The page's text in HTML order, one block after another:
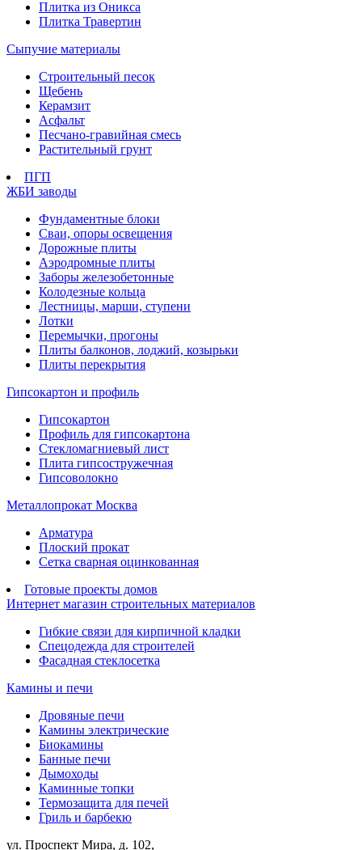
Плитка из Оникса
Плитка Травертин
Сыпучие материалы
Строительный песок
Щебень
Керамзит
Асфальт
Песчано-гравийная смесь
Растительный грунт
ПГП
ЖБИ заводы
Фундаментные блоки
Сваи, опоры освещения
Дорожные плиты
Аэродромные плиты
Заборы железобетонные
Колодезные кольца
Лестницы, марши, ступени
Лотки
Перемычки, прогоны
Плиты балконов, лоджий, козырьки
Плиты перекрытия
Гипсокартон и профиль
Гипсокартон
Профиль для гипсокартона
Стекломагниевый лист
Плита гипсостружечная
Гипсоволокно
Металлопрокат Москва
Арматура
Плоский прокат
Сетка сварная оцинкованная
Готовые проекты домов
Интернет магазин строительных материалов
Гибкие связи для кирпичной кладки
Спецодежда для строителей
Фасадная стеклосетка
Камины и печи
Дровяные печи
Камины электрические
Биокамины
Банные печи
Дымоходы
Каминные топки
Термозащита для печей
Гриль и барбекю
ул. Проспект Мира, д. 102,